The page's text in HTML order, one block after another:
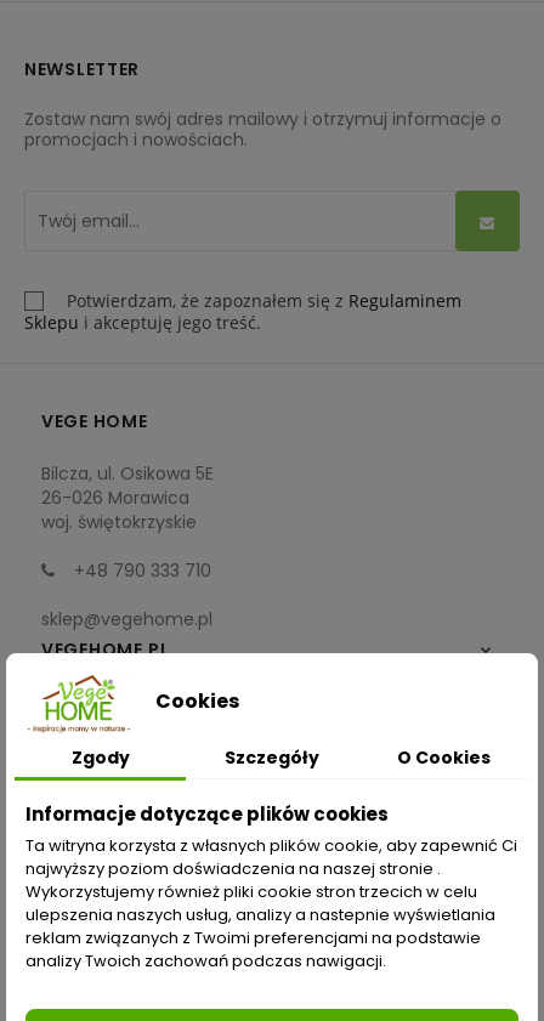
NEWSLETTER
Zostaw nam swój adres mailowy i otrzymuj informacje o
promocjach i nowościach.
Potwierdzam, że zapoznałem się z Regulaminem
Sklepu i akceptuję jego treść.
VEGE HOME
Bilcza, ul. Osikowa 5E
26-026 Morawica
woj. świętokrzyskie
+48 790 333 710
sklep@vegehome.pl
VEGEHOME.PL

INFORMACJE
ZAKUPY
Moje konto
Opcje dostawy
Metody płatności
Cookies
Zgody Szczegóły O Cookies
Informacje dotyczące plików cookies
Ta witryna korzysta z własnych plików cookie, aby zapewnić Ci
najwyższy poziom doświadczenia na naszej stronie .
Wykorzystujemy również pliki cookie stron trzecich w celu
ulepszenia naszych usług, analizy a nastepnie wyświetlania
reklam związanych z Twoimi preferencjami na podstawie
analizy Twoich zachowań podczas nawigacji.